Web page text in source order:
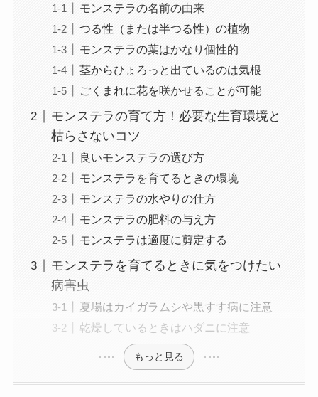
モンステラの名前の由来
つる性（または半つる性）の植物
モンステラの葉はかなり個性的
茎からひょろっと出ているのは気根
ごくまれに花を咲かせることが可能
モンステラの育て方！必要な生育環境と
枯らさないコツ
良いモンステラの選び方
モンステラを育てるときの環境
モンステラの水やりの仕方
モンステラの肥料の与え方
モンステラは適度に剪定する
モンステラを育てるときに気をつけたい
病害虫
夏場はカイガラムシや黒すす病に注意
乾燥しているときはハダニに注意
もっと見る